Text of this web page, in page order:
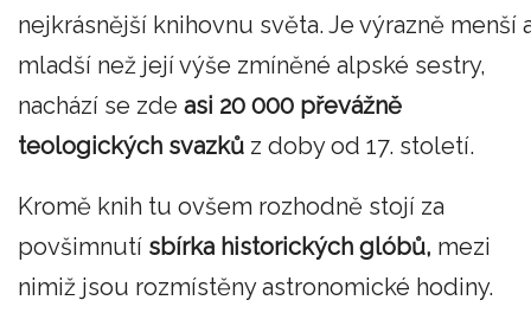
nejkrásnější knihovnu světa. Je výrazně menší
mladší než její výše zmíněné alpské sestry,
nachází se zde asi 20 000 převážně
teologických svazků z doby od 17. století.
Kromě knih tu ovšem rozhodně stojí za
povšimnutí sbírka historických glóbů, mezi
nimiž jsou rozmístěny astronomické hodiny.